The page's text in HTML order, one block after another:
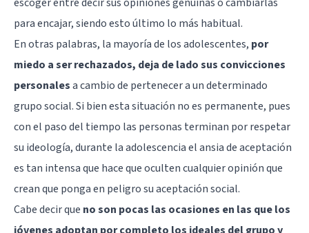
para encajar, siendo esto último lo más habitual.
En otras palabras, la mayoría de los adolescentes, por
miedo a ser rechazados, deja de lado sus convicciones
personalesa cambio de pertenecer a un determinado
grupo social. Si bien esta situación no es permanente, pues
con el paso del tiempo las personas terminan por respetar
su ideología, durante la adolescencia el ansia de aceptación
es tan intensa que hace que oculten cualquier opinión que
crean que ponga en peligro su aceptación social.
Cabe decir que no son pocas las ocasiones en las que los